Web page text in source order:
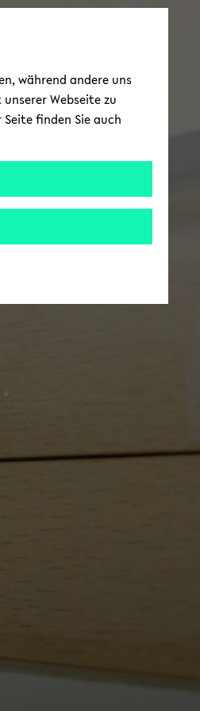
während andere uns
Webseite zu
finden Sie auch